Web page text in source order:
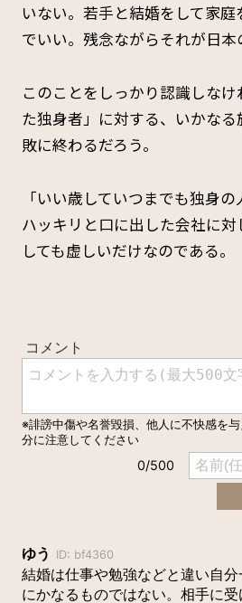
いない。若手と結婚をして家庭
でいい。残念ながらそれが日本
このことをしっかり認識しな
た独身者」に対する、いかな
敗に終わるだろう。
「いい歳していつまでも独身
ハッキリと口に出した会社に
しても虚しいだけなのである。